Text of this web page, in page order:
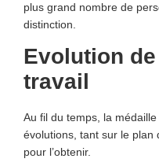
plus grand nombre de
distinction.
Evolution
travail
Au fil du temps, la
évolutions, tant sur le plan
pour l’obtenir.